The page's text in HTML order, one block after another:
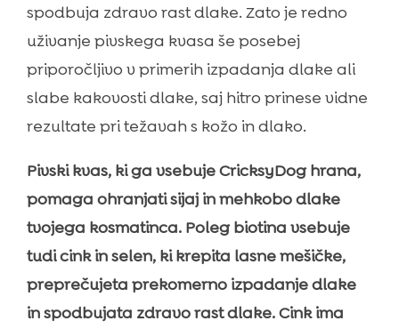
spodbuja zdravo rast dlake. Zato je redno
uživanje pivskega kvasa še posebej
priporočljivo v primerih izpadanja dlake ali
slabe kakovosti dlake, saj hitro prinese vidne
rezultate pri težavah s kožo in dlako.
Pivski kvas, ki ga vsebuje CricksyDog hrana,
pomaga ohranjati sijaj in mehkobo dlake
tvojega kosmatinca. Poleg biotina vsebuje
tudi cink in selen, ki krepita lasne mešičke,
preprečujeta prekomerno izpadanje dlake
in spodbujata zdravo rast dlake. Cink ima